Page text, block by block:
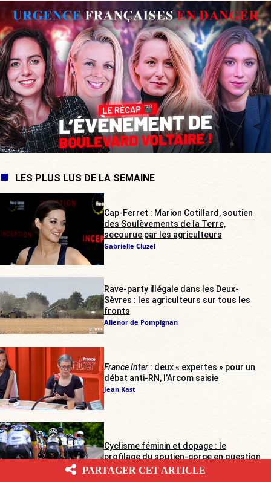
LES PLUS LUS DE LA SEMAINE
Cap-Ferret : Marion Cotillard, soutien
des Soulèvements de la Terre,
secourue par les agriculteurs
Gabrielle Cluzel
Rave-party illégale dans les Deux-
Sèvres : les agriculteurs sur tous les
fronts
Alienor de Pompignan
France Inter: deux « expertes » pour un
débat anti-RN, l’Arcom saisie
Jean Kast
Cyclisme féminin et dopage : le
profilage du soutien-gorge en question
Marie Delarue
PARTAGER CET ARTICLE